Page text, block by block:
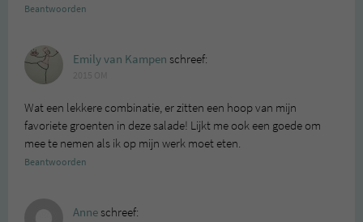
Beantwoorden
Emily van Kampen schreef:
Wat een lekkere combinatie, er zitten een hoop van mijn
favoriete groenten in deze salade! Lijkt me ook een goede om
mee te nemen als ik op mijn werk moet eten.
Beantwoorden
Anneschreef: